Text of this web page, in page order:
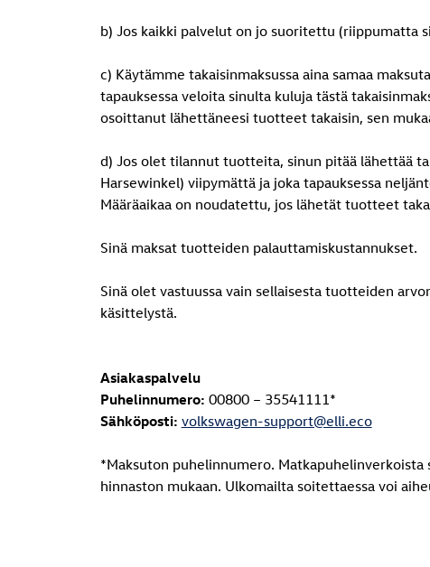
b) Jos kaikki palvelut on jo suoritettu (riippumatta
c) Käytämme takaisinmaksussa aina samaa
tapauksessa veloita sinulta kuluja tästä
osoittanut lähettäneesi tuotteet takaisin, sen
d) Jos olet tilannut tuotteita, sinun pitää lähettää
Harsewinkel) viipymättä ja joka tapauksessa
Määräaikaa on noudatettu, jos lähetät tuotteet
Sinä maksat tuotteiden palauttamiskustannukset.
Sinä olet vastuussa vain sellaisesta tuotteiden
käsittelystä.
Asiakaspalvelu
Puhelinnumero: 00800 – 35541111*
Sähköposti: volkswagen-support@elli.eco
*Maksuton puhelinnumero.
hinnaston mukaan. Ulkomailta soitettaessa voi